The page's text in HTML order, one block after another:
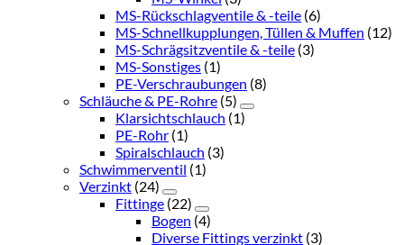
MS-Rückschlagventile & -teile (6)
MS-Schnellkupplungen, Tüllen & Muffen (12)
MS-Schrägsitzventile & -teile (3)
MS-Sonstiges (1)
PE-Verschraubungen (8)
Schläuche & PE-Rohre (5)
Klarsichtschlauch (1)
PE-Rohr (1)
Spiralschlauch (3)
Schwimmerventil (1)
Verzinkt (24)
Fittinge (22)
Bogen (4)
Diverse Fittings verzinkt (3)